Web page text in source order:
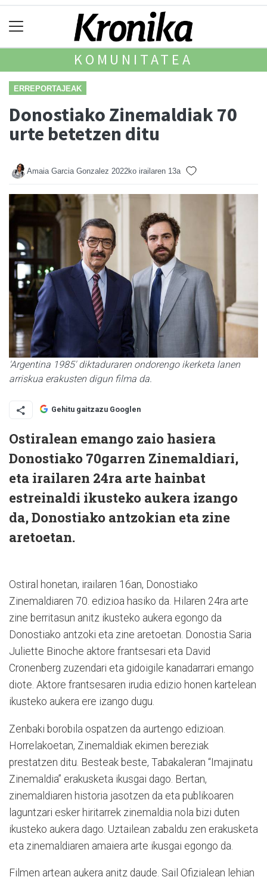
KOMUNITATEA
ERREPORTAJEAK
Donostiako Zinemaldiak 70
urte betetzen ditu
Amaia Garcia Gonzalez 2022ko irailaren 13a
'Argentina 1985' diktaduraren ondorengo ikerketa lanen
arriskua erakusten digun filma da.
Gehitu gaitzazu Googlen
Ostiralean emango zaio hasiera
Donostiako 70garren Zinemaldiari,
eta irailaren 24ra arte hainbat
estreinaldi ikusteko aukera izango
da, Donostiako antzokian eta zine
aretoetan.
Ostiral honetan, irailaren 16an, Donostiako
Zinemaldiaren 70. edizioa hasiko da. Hilaren 24ra arte
zine berritasun anitz ikusteko aukera egongo da
Donostiako antzoki eta zine aretoetan. Donostia Saria
Juliette Binoche aktore frantsesari eta David
Cronenberg zuzendari eta gidoigile kanadarrari emango
diote. Aktore frantsesaren irudia edizio honen kartelean
ikusteko aukera ere izango dugu.
Zenbaki borobila ospatzen da aurtengo edizioan.
Horrelakoetan, Zinemaldiak ekimen bereziak
prestatzen ditu. Besteak beste, Tabakaleran “Imajinatu
Zinemaldia” erakusketa ikusgai dago. Bertan,
zinemaldiaren historia jasotzen da eta publikoaren
laguntzari esker hiritarrek zinemaldia nola bizi duten
ikusteko aukera dago. Uztailean zabaldu zen erakusketa
eta zinemaldiaren amaiera arte ikusgai egongo da.
Filmen artean aukera anitz daude. Sail Ofizialean lehian